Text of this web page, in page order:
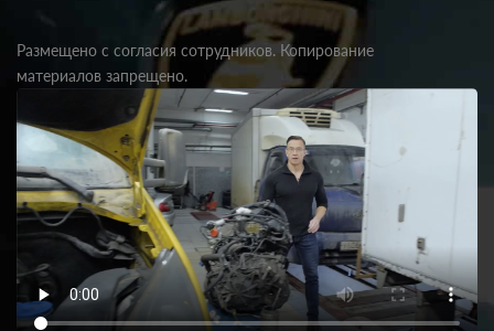
Размещено с согласия сотрудников. Копирование
материалов запрещено.